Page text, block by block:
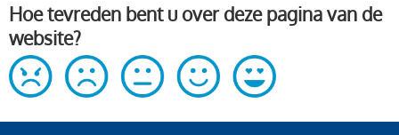
Hoe tevreden bent u over deze pagina van de
website?